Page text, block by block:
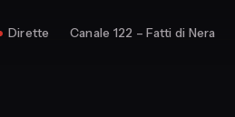
Dirette Canale 122 – Fatti di Nera